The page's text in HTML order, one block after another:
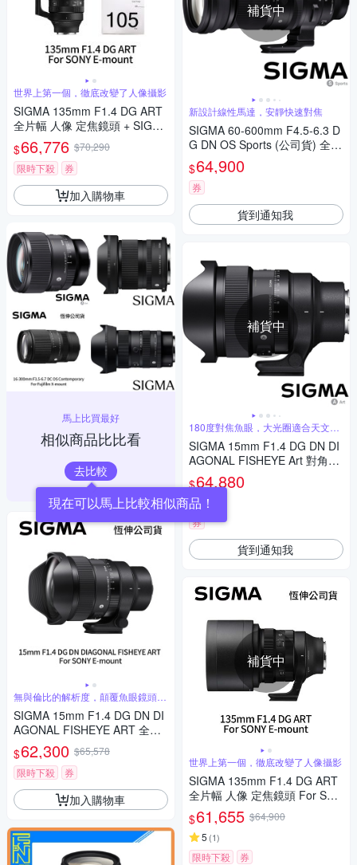
世界上第一個，徹底改變了人像攝影
SIGMA 135mm F1.4 DG ART
全片幅 人像 定焦鏡頭 + SIGM
A WR UV 105mm 保護鏡 For
SONY E-mount (公司貨)
$66,776 $70,290
限時下殺
券
加入購物車
馬上比買最好
相似商品比比看
去比較
現在可以馬上比較相似商品！
無與倫比的解析度，顛覆魚眼鏡頭的
傳統觀念
SIGMA 15mm F1.4 DG DN DI
AGONAL FISHEYE ART 全片
幅 魚眼定焦鏡頭 For SONY E-
mount (公司貨)
$62,300 $65,578
限時下殺
券
加入購物車
補貨中
新設計線性馬達，安靜快速對焦
SIGMA 60-600mm F4.5-6.3 D
G DN OS Sports (公司貨) 全片
幅微單眼鏡頭 超望遠變焦鏡頭
運動 飛羽攝影 拍鳥
$64,900
券
貨到通知我
補貨中
180度對焦魚眼，大光圈適合天文攝
SIGMA 15mm F1.4 DG DN DI
AGONAL FISHEYE Art 對角魚
眼鏡頭 (公司貨) 全片幅無反微
單眼鏡頭 適合拍攝星空、銀
河、螢火蟲
$64,880
券
貨到通知我
補貨中
世界上第一個，徹底改變了人像攝影
SIGMA 135mm F1.4 DG ART
全片幅 人像 定焦鏡頭 For SON
Y E-mount (公司貨)
$61,655 $64,900
5 (1)
限時下殺 券